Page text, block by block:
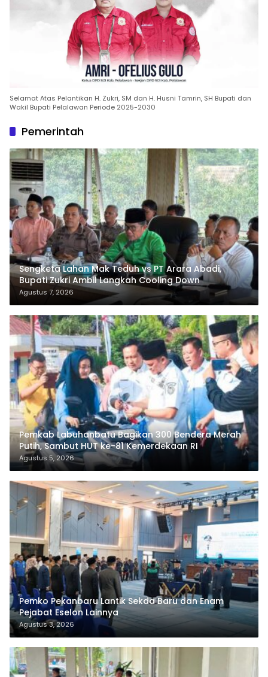
Selamat Atas Pelantikan H. Zukri, SM dan H. Husni Tamrin, SH Bupati dan
Wakil Bupati Pelalawan Periode 2025-2030
Pemerintah
Sengketa Lahan Mak Teduh vs PT Arara Abadi,
Bupati Zukri Ambil Langkah Cooling Down
Agustus 7, 2026
Pemkab Labuhanbatu Bagikan 300 Bendera Merah
Putih, Sambut HUT ke-81 Kemerdekaan RI
Agustus 5, 2026
Pemko Pekanbaru Lantik Sekda Baru dan Enam
Pejabat Eselon Lainnya
Agustus 3, 2026